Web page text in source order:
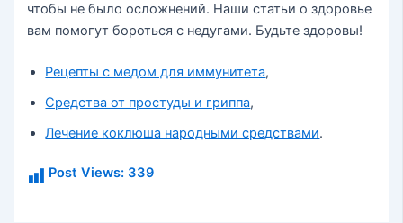
чтобы не было осложнений. Наши статьи о здоровье
вам помогут бороться с недугами. Будьте здоровы!
Рецепты с медом для иммунитета,
Средства от простуды и гриппа,
Лечение коклюша народными средствами.
Post Views: 339